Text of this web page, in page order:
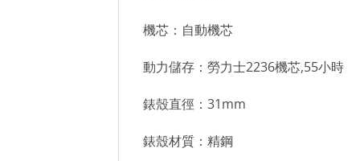
機芯：自動機芯
動力儲存：勞力士2236機芯,55小時
錶殼直徑：31mm
錶殼材質：精鋼